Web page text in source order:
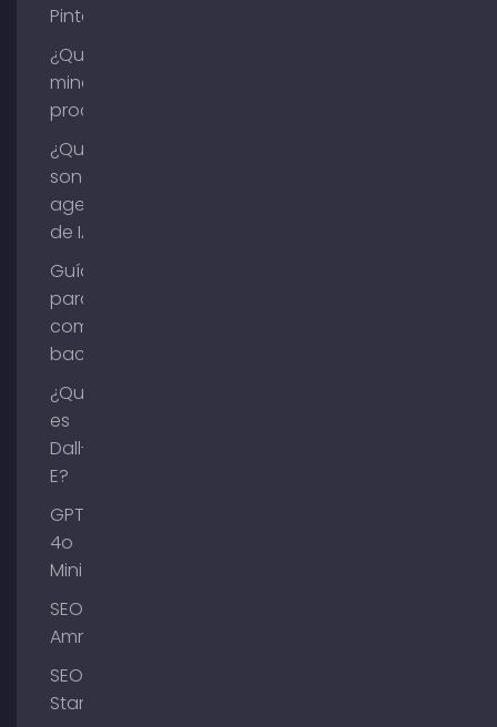
Pinterest?
¿Qué es la
minería de
procesos?
¿Qué
son los
agentes
de IA?
Guía
para
comprar
backlinks
¿Qué
es
Dall-
E?
GPT-
4o
Mini
SEO
Ammersee
SEO
Starnberg